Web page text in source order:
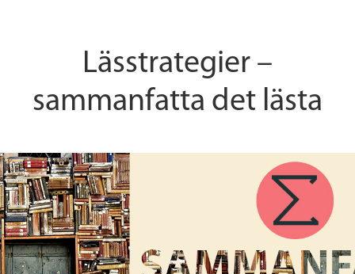
Lässtrategier –
sammanfatta det lästa